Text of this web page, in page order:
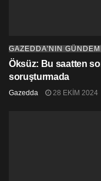
GAZEDDA'NIN
Öksüz: Bu saatten
soruşturmada
Gazedda 28 EKIM 2024